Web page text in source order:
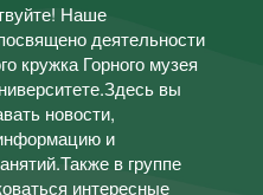
Наше
деятельности
кружка Горного музея
вы
новости,
и
в группе
интересные